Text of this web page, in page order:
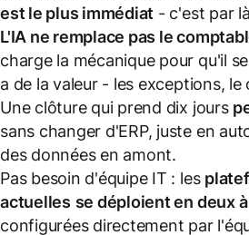
est le plus immédiat - c'est par
L'IA ne remplace pas le
charge la mécanique pour qu'il
a de la valeur - les exceptions,
Une clôture qui prend dix jours
sans changer d'ERP, juste en
des données en amont.
Pas besoin d'équipe IT : les
actuelles se déploient en deux
configurées directement par